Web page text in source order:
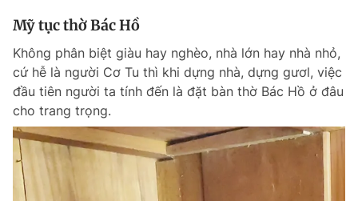
Hotline
0906 645 777
Liên hệ quảng cáo
0908 780 404
Đặt báo Quảng cáo
Tổng biên tập: Nguyễn Ngọc Toàn
Phó tổng biên tập thường trực: Hải Thành
Phó tổng biên tập: Lâm Hiếu Dũng
Phó tổng biên tập: Trần Việt Hưng
Tổng thư ký tòa soạn: Đức Trung
Mỹ tục thờ Bác Hồ
Không phân biệt giàu hay nghèo, nhà lớn hay nhà nhỏ,
cứ hễ là người Cơ Tu thì khi dựng nhà, dựng gươl, việc
đầu tiên người ta tính đến là đặt bàn thờ Bác Hồ ở đâu
cho trang trọng.